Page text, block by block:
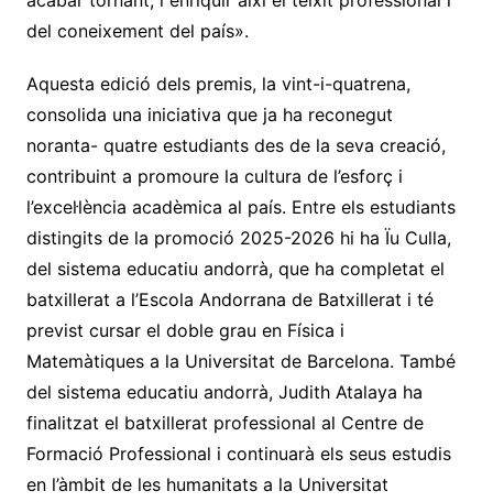
del coneixement del país».
Aquesta edició dels premis, la vint-i-quatrena,
consolida una iniciativa que ja ha reconegut
noranta- quatre estudiants des de la seva creació,
contribuint a promoure la cultura de l’esforç i
l’excel·lència acadèmica al país. Entre els estudiants
distingits de la promoció 2025-2026 hi ha Ïu Culla,
del sistema educatiu andorrà, que ha completat el
batxillerat a l’Escola Andorrana de Batxillerat i té
previst cursar el doble grau en Física i
Matemàtiques a la Universitat de Barcelona. També
del sistema educatiu andorrà, Judith Atalaya ha
finalitzat el batxillerat professional al Centre de
Formació Professional i continuarà els seus estudis
en l’àmbit de les humanitats a la Universitat